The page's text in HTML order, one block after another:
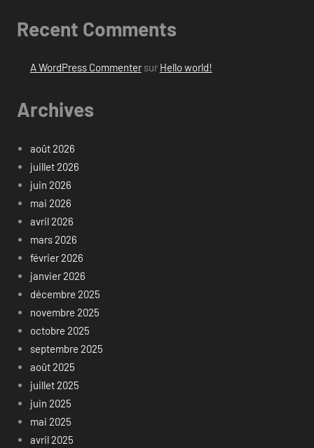
Recent Comments
A WordPress Commentersur Hello world!
Archives
août 2026
juillet 2026
juin 2026
mai 2026
avril 2026
mars 2026
février 2026
janvier 2026
décembre 2025
novembre 2025
octobre 2025
septembre 2025
août 2025
juillet 2025
juin 2025
mai 2025
avril 2025